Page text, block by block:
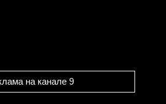
на канале 9